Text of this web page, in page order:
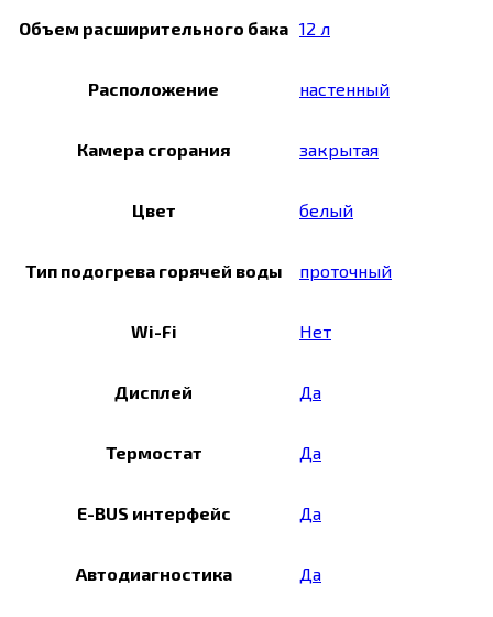
Объем расширительного бака 12 л
Расположение настенный
Камера сгорания закрытая
Цвет белый
Тип подогрева горячей воды проточный
Wi-Fi Нет
Дисплей Да
Термостат Да
E-BUS интерфейс Да
Автодиагностика Да